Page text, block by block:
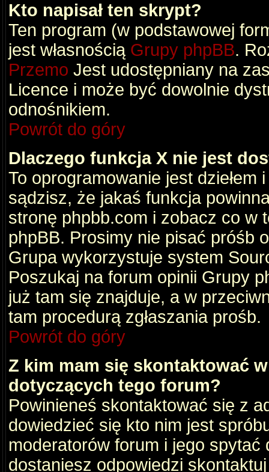
Kto napisał ten skrypt?
Ten program (w podstawowej
jest własnością Grupy phpBB.
Przemo Jest udostępniany na
Licence i może być dowolnie
odnośnikiem.
Powrót do góry
Dlaczego funkcja X nie jest
To oprogramowanie jest dziełem
sądzisz, że jakaś funkcja
stronę phpbb.com i zobacz co w
phpBB. Prosimy nie pisać próśb
Grupa wykorzystuje system
Poszukaj na forum opinii Grupy
już tam się znajduje, a w
tam procedurą zgłaszania prośb.
Powrót do góry
Z kim mam się skontaktować
dotyczących tego forum?
Powinieneś skontaktować się z
dowiedzieć się kto nim jest
moderatorów forum i jego
dostaniesz odpowiedzi